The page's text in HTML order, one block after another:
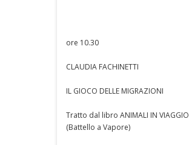
ore 10.30
CLAUDIA FACHINETTI
IL GIOCO DELLE MIGRAZIONI
Tratto dal libro ANIMALI IN VIAGGIO
(Battello a Vapore)